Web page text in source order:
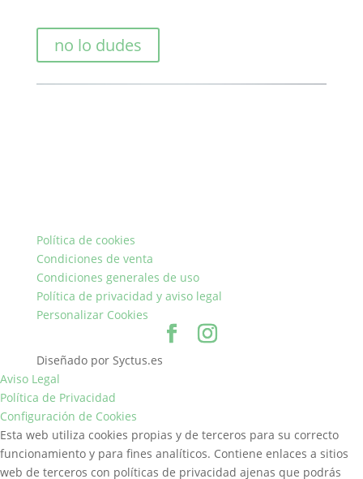
no lo dudes
Política de cookies
Condiciones de venta
Condiciones generales de uso
Política de privacidad y aviso legal
Personalizar Cookies
Diseñado por Syctus.es
Aviso Legal
Política de Privacidad
Configuración de Cookies
Esta web utiliza cookies propias y de terceros para su correcto
funcionamiento y para fines analíticos. Contiene enlaces a sitios
web de terceros con políticas de privacidad ajenas que podrás